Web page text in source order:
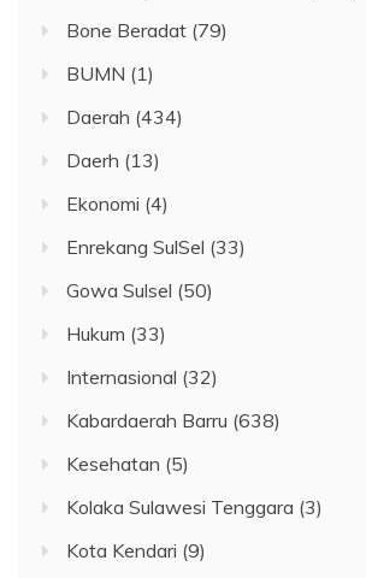
Bone Beradat (79)
BUMN (1)
Daerah (434)
Daerh (13)
Ekonomi (4)
Enrekang SulSel (33)
Gowa Sulsel (50)
Hukum (33)
Internasional (32)
Kabardaerah Barru (638)
Kesehatan (5)
Kolaka Sulawesi Tenggara (3)
Kota Kendari (9)